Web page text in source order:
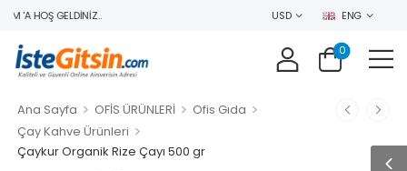
'A HOŞ GELDINIZ.. USD ENG
0
Ana Sayfa > OFİS ÜRÜNLERİ > Ofis Gıda >
Çay Kahve Ürünleri >
Çaykur Organik Rize Çayı 500 gr